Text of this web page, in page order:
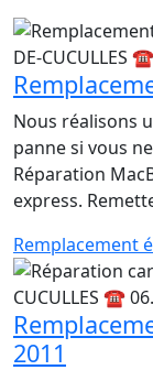
Nous réalisons
panne si vous
Réparation
express.
Remplacement
2011